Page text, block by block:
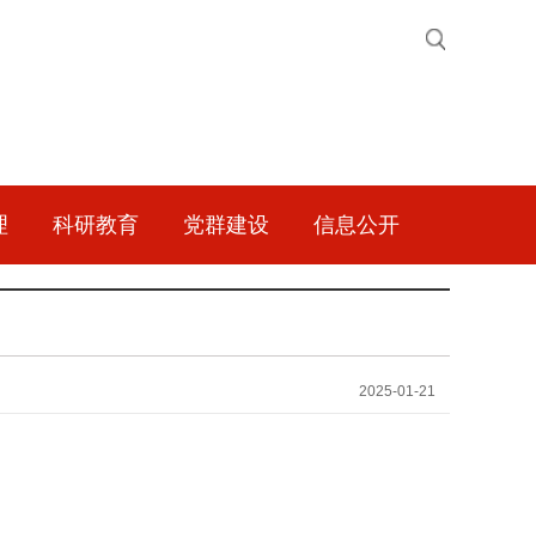
科研教育 党群建设 信息公开
2025-01-21